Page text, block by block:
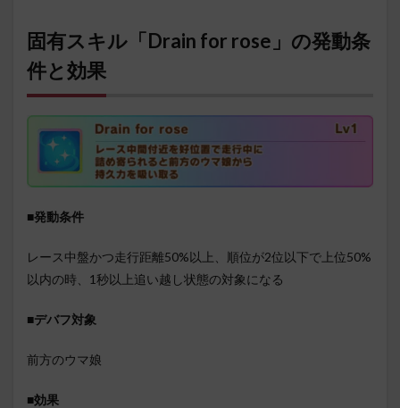
固有スキル「Drain for rose」の発動条
件と効果
■発動条件
レース中盤かつ走行距離50%以上、順位が2位以下で上位50%
以内の時、1秒以上追い越し状態の対象になる
■デバフ対象
前方のウマ娘
■効果